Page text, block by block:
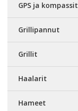
GPS ja kompassit
Grillipannut
Grillit
Haalarit
Hameet